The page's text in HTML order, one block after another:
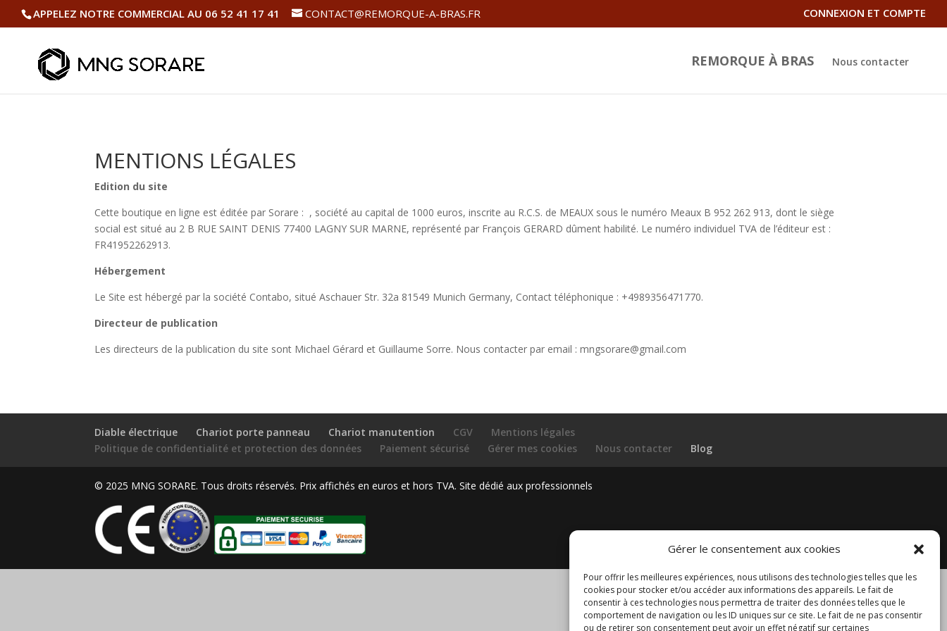
Gérer le consentement aux cookies
Pour offrir les meilleures expériences, nous utilisons des technologies telles que les
cookies pour stocker et/ou accéder aux informations des appareils. Le fait de
consentir à ces technologies nous permettra de traiter des données telles que le
comportement de navigation ou les ID uniques sur ce site. Le fait de ne pas consentir
ou de retirer son consentement peut avoir un effet négatif sur certaines
APPELEZ NOTRE COMMERCIAL AU 06 52 41 17 41 CONTACT@REMORQUE-A-BRAS.FR CONNEXION ET COMPTE
REMORQUE À BRAS Nous contacter
MENTIONS LÉGALES
Edition du site
Cette boutique en ligne est éditée par Sorare : , société au capital de 1000 euros, inscrite au R.C.S. de MEAUX sous le numéro Meaux B 952 262 913, dont le siège
social est situé au 2 B RUE SAINT DENIS 77400 LAGNY SUR MARNE, représenté par François GERARD dûment habilité. Le numéro individuel TVA de l’éditeur est :
FR41952262913.
Hébergement
Le Site est hébergé par la société Contabo, situé Aschauer Str. 32a 81549 Munich Germany, Contact téléphonique : +4989356471770.
Directeur de publication
Les directeurs de la publication du site sont Michael Gérard et Guillaume Sorre. Nous contacter par email : mngsorare@gmail.com
Diable électrique Chariot porte panneau Chariot manutention CGV
Mentions légales
Politique de confidentialité et protection des données
Paiement sécurisé Gérer mes cookies Nous contacter Blog
© 2025 MNG SORARE. Tous droits réservés. Prix affichés en euros et hors TVA. Site dédié aux professionnels